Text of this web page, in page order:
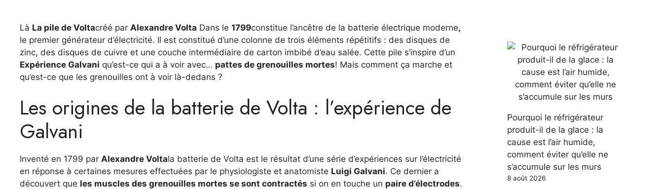
Là La pile de Voltacréé par Alexandre Volta Dans le 1799constitue l’ancêtre de la batterie électrique moderne,
le premier générateur d’électricité. Il est constitué d’une colonne de trois éléments répétitifs : des disques de
zinc, des disques de cuivre et une couche intermédiaire de carton imbibé d’eau salée. Cette pile s’inspire d’un
Expérience Galvani qu’est-ce qui a à voir avec… pattes de grenouilles mortes! Mais comment ça marche et
qu’est-ce que les grenouilles ont à voir là-dedans ?
Les origines de la batterie de Volta : l’expérience de
Galvani
Inventé en 1799 par Alexandre Voltala batterie de Volta est le résultat d’une série d’expériences sur l’électricité
en réponse à certaines mesures effectuées par le physiologiste et anatomiste Luigi Galvani. Ce dernier a
découvert que les muscles des grenouilles mortes se sont contractés si on en touche un paire d’électrodes.
Pourquoi le réfrigérateur
produit-il de la glace : la
cause est l’air humide,
comment éviter qu’elle ne
s’accumule sur les murs
8 août 2026